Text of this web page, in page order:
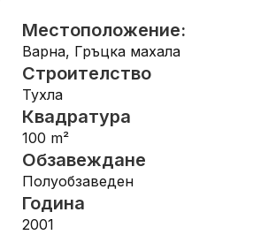
Местоположение:
Варна, Гръцка махала
Строителство
Тухла
Квадратура
100 m²
Обзавеждане
Полуобзаведен
Година
2001